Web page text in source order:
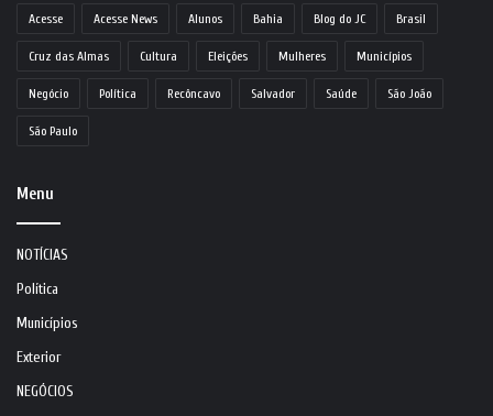
Acesse Acesse News Alunos Bahia Blog do JC Brasil
Cruz das Almas Cultura Eleições Mulheres Municípios
Negócio Política Recôncavo Salvador Saúde São João
São Paulo
Menu
NOTÍCIAS
Política
Municípios
Exterior
NEGÓCIOS